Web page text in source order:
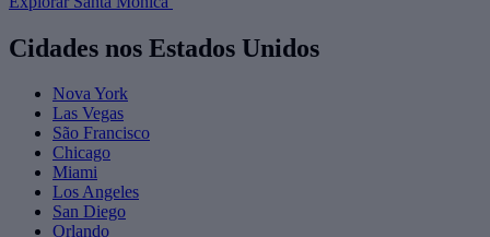
Cidades nos Estados Unidos
Nova York
Las Vegas
São Francisco
Chicago
Miami
Los Angeles
San Diego
Orlando